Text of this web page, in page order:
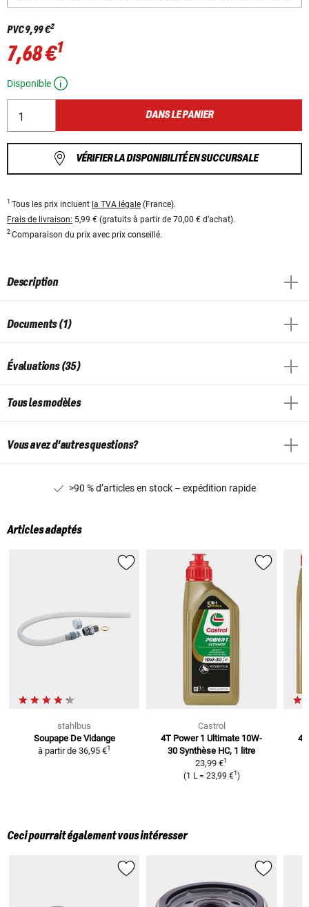
PVC9,99 €2
7,68 €1
Disponible
DANS LE PANIER
VÉRIFIER LA DISPONIBILITÉ EN SUCCURSALE
1 Tous les prix incluent la TVA légale (France).
Frais de livraison: 5,99 € (gratuits à partir de 70,00 € d’achat).
2 Comparaison du prix avec prix conseillé.
Description
Documents (1)
Évaluations (35)
Tous les modèles
Vous avez d'autres questions?
>90 % d’articles en stock – expédition rapide
Articles adaptés
stahlbus
Soupape De Vidange
à partir de 36,95 €1
Castrol
4T Power 1 Ultimate 10W-
30 Synthèse HC, 1 litre
23,99 €1
(1 L= 23,99 €1 )
Ceci pourrait également vous intéresser